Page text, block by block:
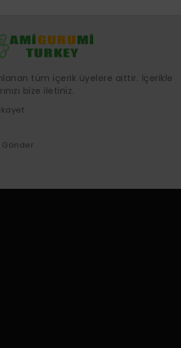
tüm içerik üyelere aittir. İçerikle
bize iletiniz.
Gönder